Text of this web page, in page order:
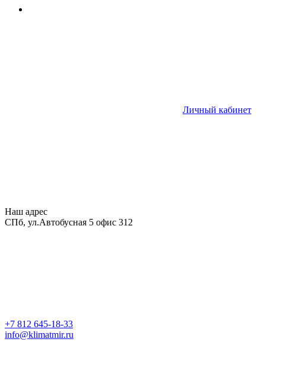
Личный кабинет
Наш адрес
СПб, ул.Автобусная 5 офис 312
+7 812 645-18-33
info@klimatmir.ru